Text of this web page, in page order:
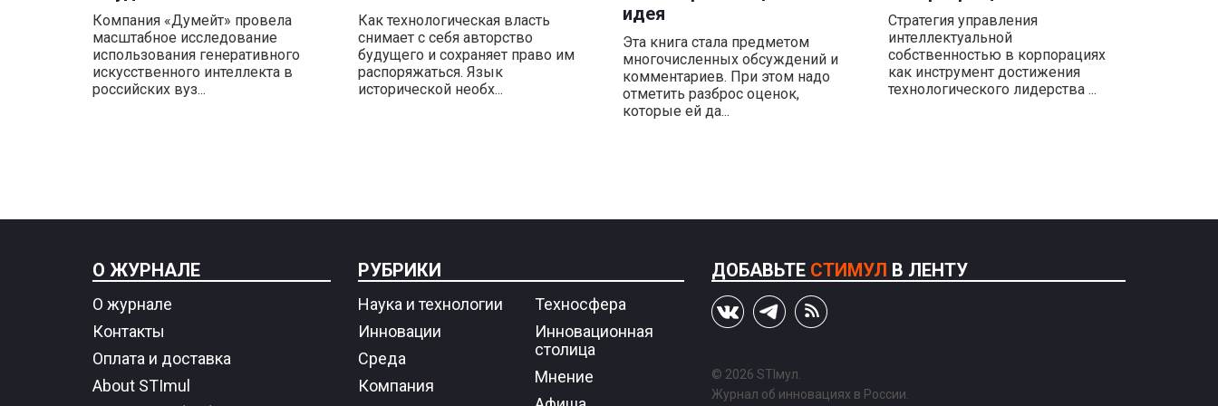
Компания «Думейт» провела
масштабное исследование
использования генеративного
искусственного интеллекта в
российских вуз...
Как технологическая власть
снимает с себя авторство
будущего и сохраняет право им
распоряжаться. Язык
исторической необх...
идея
Эта книга стала предметом
многочисленных обсуждений и
комментариев. При этом надо
отметить разброс оценок,
которые ей да...
Стратегия управления
интеллектуальной
собственностью в корпорациях
как инструмент достижения
технологического лидерства ...
О ЖУРНАЛЕ
О журнале
Контакты
Оплата и доставка
About STImul
РУБРИКИ
Наука и технологии
Инновации
Среда
Компания
Техносфера
Инновационная
столица
Мнение
ДОБАВЬТЕ СТИМУЛ В ЛЕНТУ
© 2026 STIмул.
Журнал об инновациях в России.